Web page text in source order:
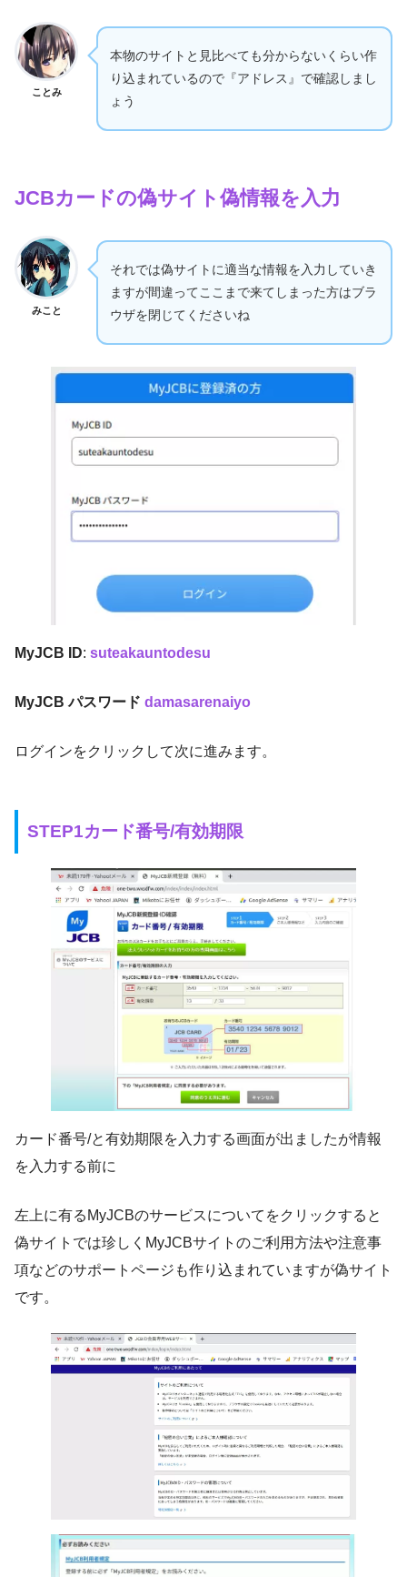
ことみ
本物のサイトと見比べても分からないくらい作
り込まれているので『アドレス』で確認しまし
ょう
JCBカードの偽サイト偽情報を入力
みこと
それでは偽サイトに適当な情報を入力していき
ますが間違ってここまで来てしまった方はブラ
ウザを閉じてくださいね
MyJCB ID: suteakauntodesu
MyJCB パスワード damasarenaiyo
ログインをクリックして次に進みます。
STEP1カード番号/有効期限
カード番号/と有効期限を入力する画面が出ましたが情報
を入力する前に
左上に有るMyJCBのサービスについてをクリックすると
偽サイトでは珍しくMyJCBサイトのご利用方法や注意事
項などのサポートページも作り込まれていますが偽サイト
です。